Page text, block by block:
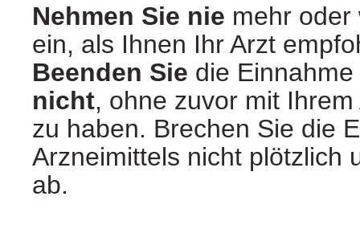
Nehmen Sie nie mehr oder
ein, als Ihnen Ihr Arzt
Beenden Sie die
nicht, ohne zuvor mit
zu haben. Brechen Sie die
Arzneimittels nicht plötzlich
ab.